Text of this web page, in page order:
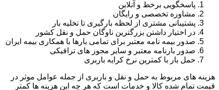
پاسخگویی برخط و آنلاین
مشاوره تخصصی و رایگان
پشتیبانی مشتری از لحظه بارگیری تا تخلیه بار
در اختیار داشتن بزرگترین ناوگان حمل و نقل کشور
صدور بیمه نامه معتبر برای تمامی بارها با همکاری بیمه ایران
صدور بارنامه معتبر و سایر مجوز های ترافیکی
حمل بار با کمترین نرخ کرایه باربری
هزینه های مربوط به حمل و نقل و باربری از جمله عوامل موثر در
قیمت تمام شده کالا و خدمات است که هر چه این هزینه ها کمتر